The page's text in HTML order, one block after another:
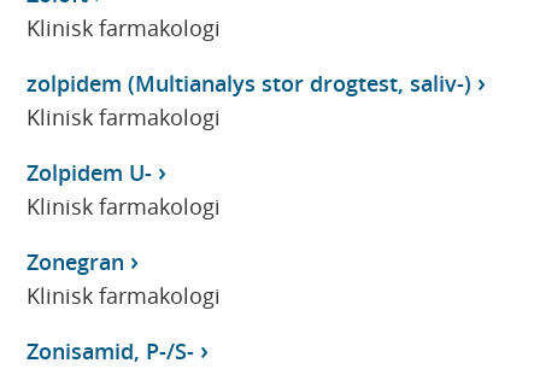
Klinisk farmakologi
zolpidem (Multianalys stor drogtest, saliv-)
Klinisk farmakologi
Zolpidem U-
Klinisk farmakologi
Zonegran
Klinisk farmakologi
Zonisamid, P-/S-